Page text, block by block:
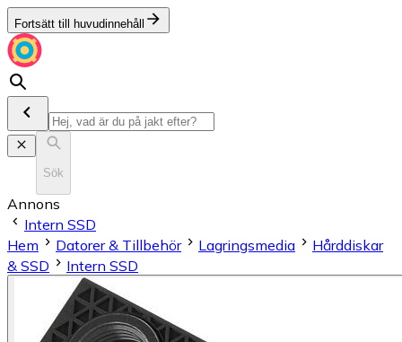
Fortsätt till huvudinnehåll
Sök
Annons
Intern SSD
Hem
Datorer & Tillbehör Lagringsmedia
Hårddiskar
& SSD
Intern SSD